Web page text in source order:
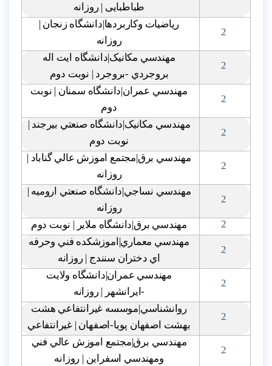
طباطبایی | روزانه
2
رياضيات وکاربردها|دانشگاه زنجان |
روزانه
2
مهندسي مکانيک|دانشگاه ايت اله
بروجردي -بروجرد | نوبت دوم
2
مهندسي عمران|دانشگاه سمنان | نوبت
دوم
2
مهندسي مکانيک|دانشگاه صنعتي بيرجند |
نوبت دوم
2
مهندسي برق|مجتمع اموزش عالي گناباد |
روزانه
2
مهندسي نساجي|دانشگاه صنعتي اروميه |
روزانه
2
مهندسي برق|دانشگاه ملاير | نوبت دوم
2
مهندسي معماري|اموزشکده فني وحرفه
اي دختران سنندج | روزانه
2
مهندسي عمران|دانشگاه ولايت
-ايرانشهر | روزانه
2
روانشناسي|موسسه غيرانتفاعي هشت
بهشت اصفهان پويا-اصفهان | غيرانتفاعي
2
مهندسي برق|مجتمع اموزش عالي فني
ومهندسي اسفراين | روزانه